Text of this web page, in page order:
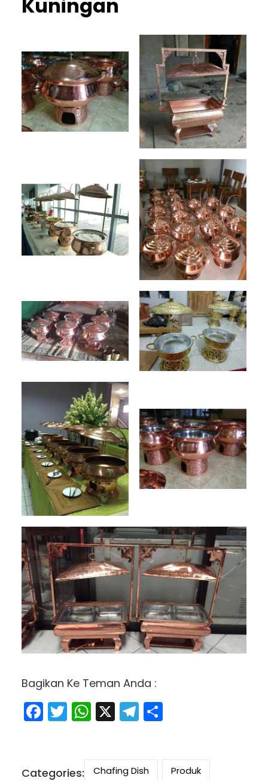
Kuningan
Bagikan Ke Teman Anda :
Facebook
Twitter
WhatsApp
X Telegram
Categories: Chafing Dish Produk